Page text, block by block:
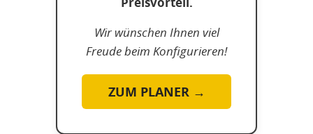
Wir wünschen Ihnen viel
Freude beim Konfigurieren!
ZUM PLANER →